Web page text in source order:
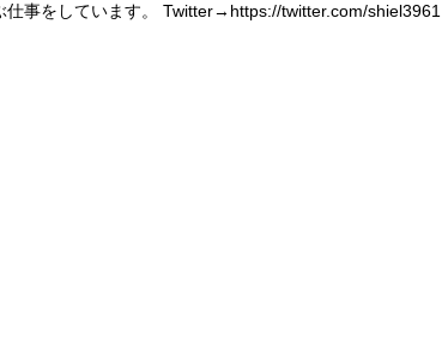
仕事をしています。 Twitter→https://twitter.com/shiel3961